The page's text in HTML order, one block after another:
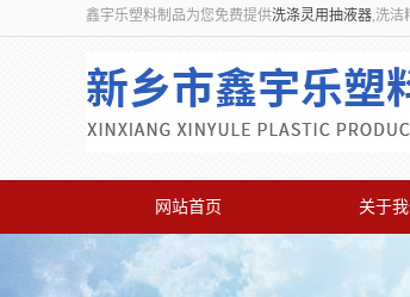
鑫宇乐塑料制品为您免费提供洗涤灵用抽液器,洗洁
网站首页 关于我